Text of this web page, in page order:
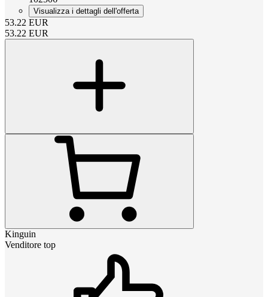
Visualizza i dettagli dell'offerta
53.22 EUR
53.22 EUR
Kinguin
Venditore top